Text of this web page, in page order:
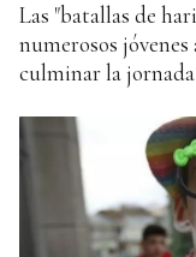
Las "batallas de
numerosos
culminar la